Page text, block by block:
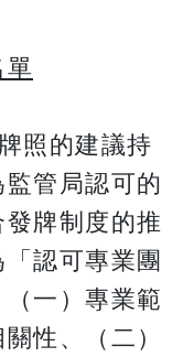
照的建議持
管局認可的
牌制度的推
認可專業團
一）專業範
性、（二）